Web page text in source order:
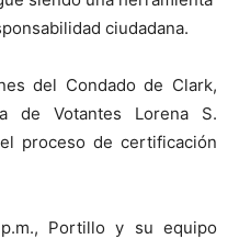
ciudadana.
del Condado de Clark,
de Votantes Lorena S.
proceso de certificación
Portillo y su equipo